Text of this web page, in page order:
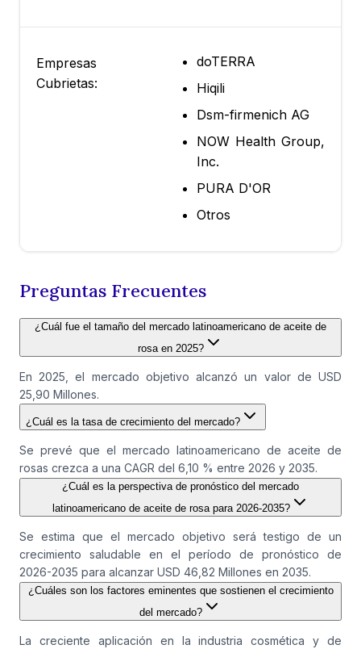
Empresas
Cubrietas:
doTERRA
Hiqili
Dsm-firmenich AG
NOW Health Group,
Inc.
PURA D'OR
Otros
Preguntas Frecuentes
¿Cuál fue el tamaño del mercado latinoamericano de aceite de
rosa en 2025?
En 2025, el mercado objetivo alcanzó un valor de USD
25,90 Millones.
¿Cuál es la tasa de crecimiento del mercado?
Se prevé que el mercado latinoamericano de aceite de
rosas crezca a una CAGR del 6,10 % entre 2026 y 2035.
¿Cuál es la perspectiva de pronóstico del mercado
latinoamericano de aceite de rosa para 2026-2035?
Se estima que el mercado objetivo será testigo de un
crecimiento saludable en el período de pronóstico de
2026-2035 para alcanzar USD 46,82 Millones en 2035.
¿Cuáles son los factores eminentes que sostienen el crecimiento
del mercado?
La creciente aplicación en la industria cosmética y de